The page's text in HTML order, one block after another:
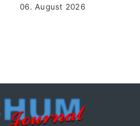
06. August 2026